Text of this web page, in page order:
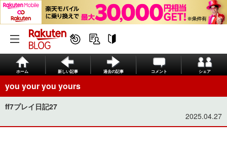
ホーム 新しい記事 過去の記事 コメント シェア
you your you yours
ff7プレイ日記27
2025.04.27